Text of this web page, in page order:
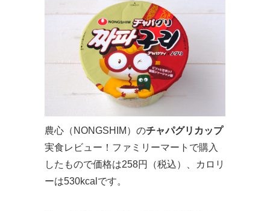
農心（NONGSHIM）のチャパグリカップ
実食レビュー！ファミリーマートで購入
したもので価格は258円（税込）、カロリ
ーは530kcalです。